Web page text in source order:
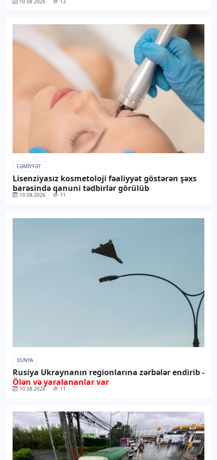
CƏMIYYƏT
Lisenziyasız kosmetoloji fəaliyyət göstərən şəxs
barəsində qanuni tədbirlər görülüb
10.08.2026 11
DÜNYA
Rusiya Ukraynanın regionlarına zərbələr endirib -
Ölən və yaralananlar var
10.08.2026 11